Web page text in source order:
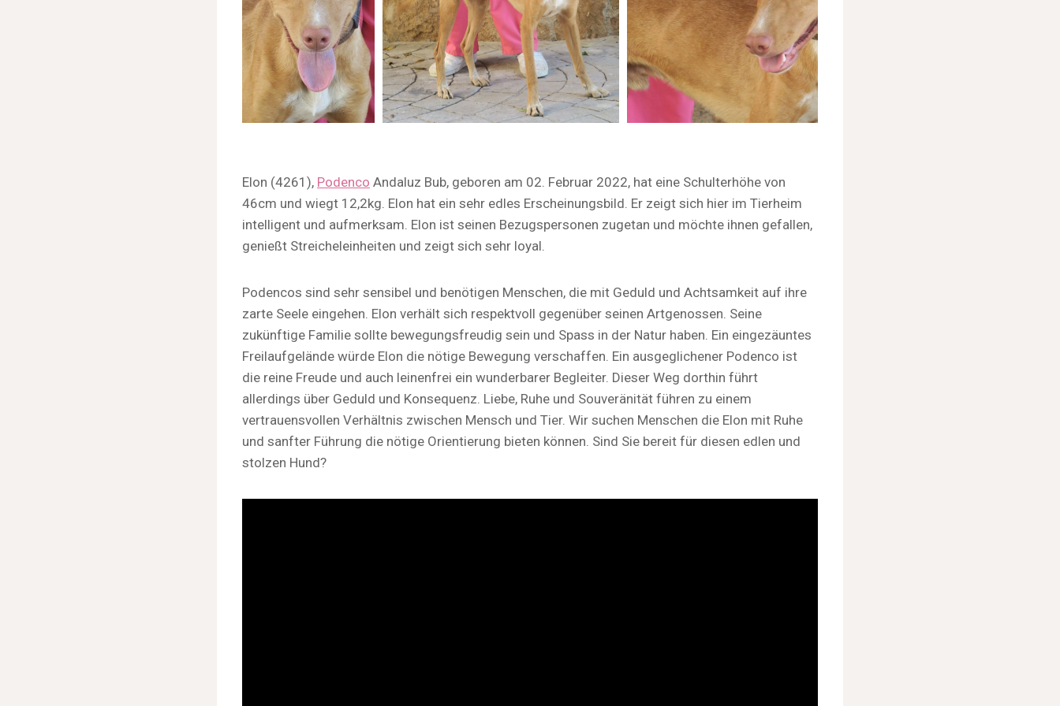
Elon (4261), Podenco Andaluz Bub, geboren am 02. Februar 2022, hat eine Schulterhöhe von
46cm und wiegt 12,2kg. Elon hat ein sehr edles Erscheinungsbild. Er zeigt sich hier im Tierheim
intelligent und aufmerksam. Elon ist seinen Bezugspersonen zugetan und möchte ihnen gefallen,
genießt Streicheleinheiten und zeigt sich sehr loyal.
Podencos sind sehr sensibel und benötigen Menschen, die mit Geduld und Achtsamkeit auf ihre
zarte Seele eingehen. Elon verhält sich respektvoll gegenüber seinen Artgenossen. Seine
zukünftige Familie sollte bewegungsfreudig sein und Spass in der Natur haben. Ein eingezäuntes
Freilaufgelände würde Elon die nötige Bewegung verschaffen. Ein ausgeglichener Podenco ist
die reine Freude und auch leinenfrei ein wunderbarer Begleiter. Dieser Weg dorthin führt
allerdings über Geduld und Konsequenz. Liebe, Ruhe und Souveränität führen zu einem
vertrauensvollen Verhältnis zwischen Mensch und Tier. Wir suchen Menschen die Elon mit Ruhe
und sanfter Führung die nötige Orientierung bieten können. Sind Sie bereit für diesen edlen und
stolzen Hund?